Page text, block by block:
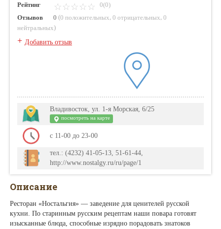
Рейтинг
0(0)
Отзывов
0 (0 положительных, 0 отрицательных, 0
нейтральных)
+ Добавить отзыв
Владивосток, ул. 1-я Морская, 6/25
посмотреть на карте
с 11-00 до 23-00
тел.: (4232) 41-05-13, 51-61-44,
http://www.nostalgy.ru/ru/page/1
Описание
Ресторан «Ностальгия» — заведение для ценителей русской
кухни. По старинным русским рецептам наши повара готовят
изысканные блюда, способные изрядно порадовать знатоков